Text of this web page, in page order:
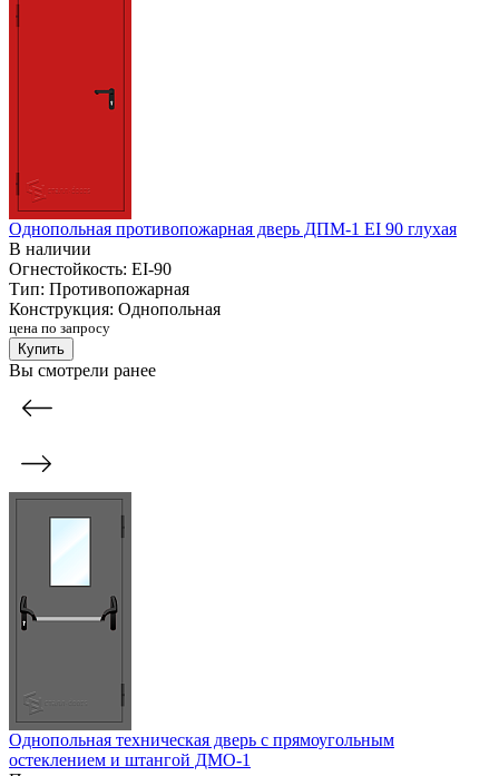
Однопольная противопожарная дверь ДПМ-1 EI 90 глухая
В наличии
Огнестойкость: EI-90
Тип: Противопожарная
Конструкция: Однопольная
цена по запросу
Купить
Вы смотрели ранее
Однопольная техническая дверь с прямоугольным
остеклением и штангой ДМО-1